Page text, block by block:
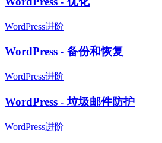
WordPress进阶
WordPress - 备份和恢复
WordPress进阶
WordPress - 垃圾邮件防护
WordPress进阶